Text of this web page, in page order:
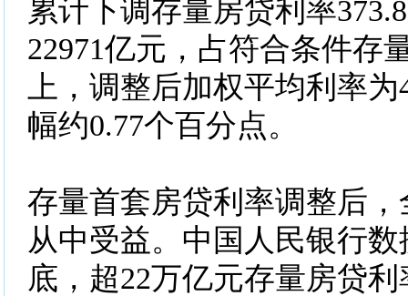
累计下调存量房贷利率
22971亿元，占符合条件存
上，调整后加权平均利率
幅约0.77个百分点。
存量首套房贷利率调整后
从中受益。中国人民银行
底，超22万亿元存量房贷